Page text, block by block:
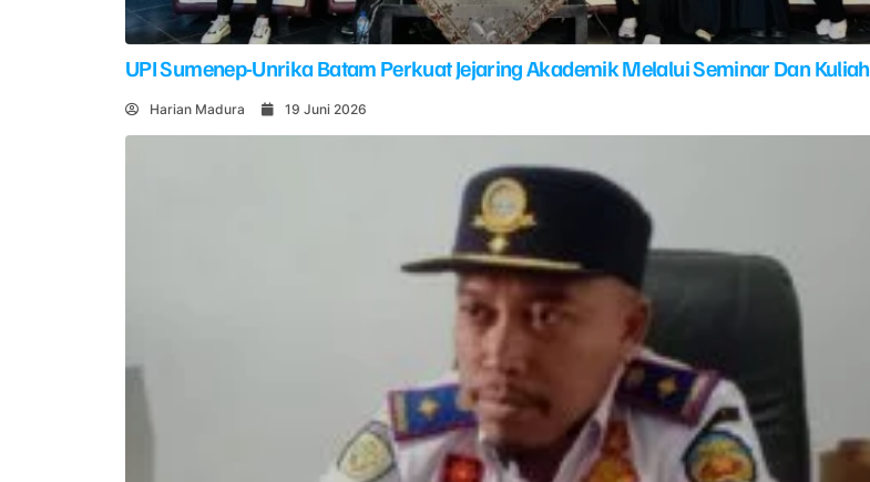
UPI Sumenep-Unrika Batam Perkuat Jejaring Akademik Melalui Seminar Dan Kuliah
Harian Madura 19 Juni 2026